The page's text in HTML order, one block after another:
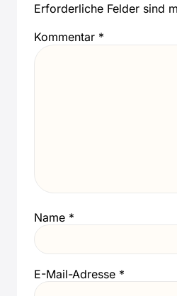
Erforderliche Felder sind
Kommentar *
Name *
E-Mail-Adresse *